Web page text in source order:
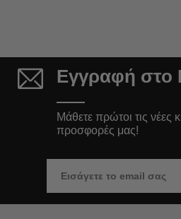
Εγγραφή στο
Μάθετε πρώτοι τις νέες
προσφορές μας!